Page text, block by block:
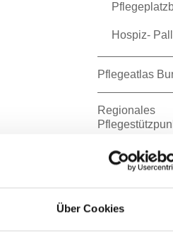
Über Cookies
Hospiz-
Pflegeatlas
Regionales
und
Zukunftsplan